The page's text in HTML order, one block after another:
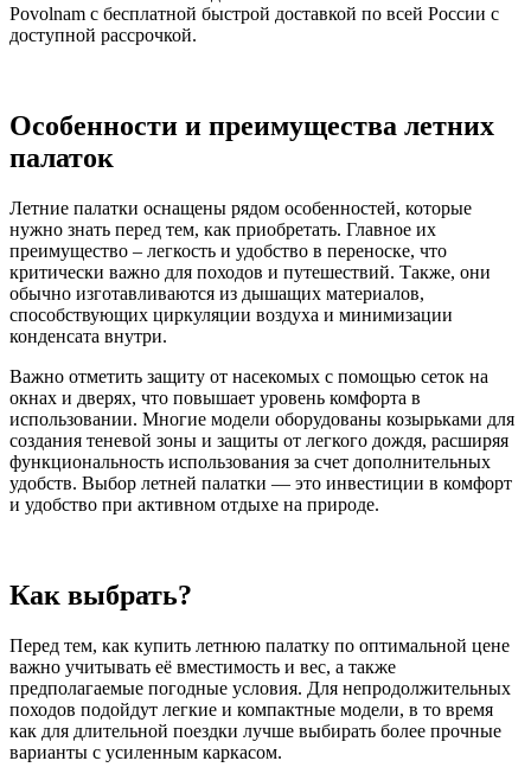
Povolnam с бесплатной быстрой доставкой по всей России с
доступной рассрочкой.
Особенности и преимущества летних
палаток
Летние палатки оснащены рядом особенностей, которые
нужно знать перед тем, как приобретать. Главное их
преимущество – легкость и удобство в переноске, что
критически важно для походов и путешествий. Также, они
обычно изготавливаются из дышащих материалов,
способствующих циркуляции воздуха и минимизации
конденсата внутри.
Важно отметить защиту от насекомых с помощью сеток на
окнах и дверях, что повышает уровень комфорта в
использовании. Многие модели оборудованы козырьками для
создания теневой зоны и защиты от легкого дождя, расширяя
функциональность использования за счет дополнительных
удобств. Выбор летней палатки — это инвестиции в комфорт
и удобство при активном отдыхе на природе.
Как выбрать?
Перед тем, как купить летнюю палатку по оптимальной цене
важно учитывать её вместимость и вес, а также
предполагаемые погодные условия. Для непродолжительных
походов подойдут легкие и компактные модели, в то время
как для длительной поездки лучше выбирать более прочные
варианты с усиленным каркасом.